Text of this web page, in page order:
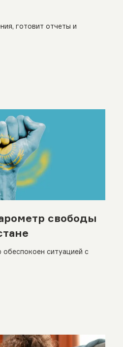
готовит отчеты и
свободы
ситуацией с